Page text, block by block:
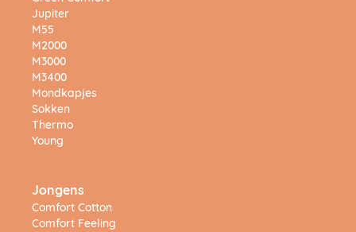
Jupiter
M55
M2000
M3000
M3400
Mondkapjes
Sokken
Thermo
Young
Jongens
Comfort Cotton
Comfort Feeling